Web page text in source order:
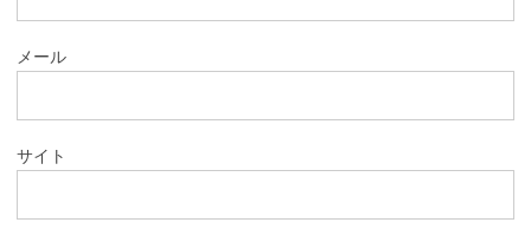
メール
サイト